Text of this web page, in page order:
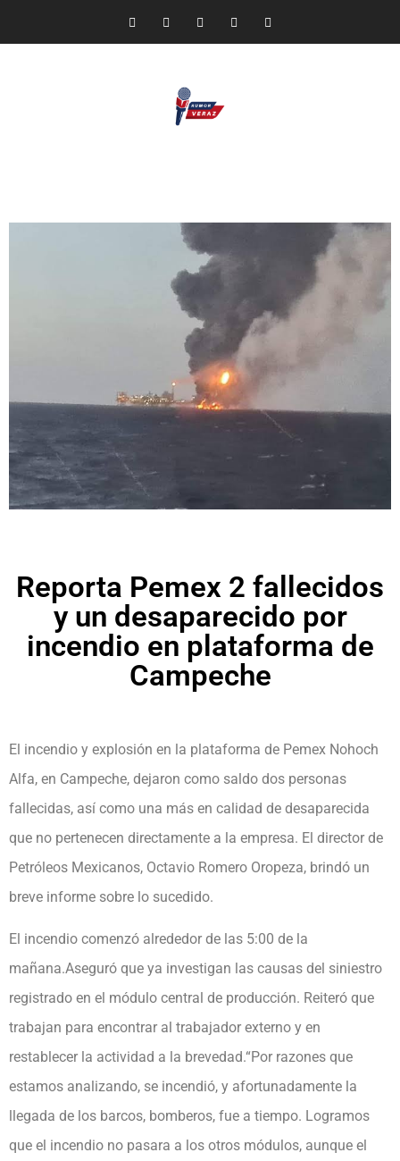
Reporta Pemex 2 fallecidos
y un desaparecido por
incendio en plataforma de
Campeche
El incendio y explosión en la plataforma de Pemex Nohoch
Alfa, en Campeche, dejaron como saldo dos personas
fallecidas, así como una más en calidad de desaparecida
que no pertenecen directamente a la empresa. El director de
Petróleos Mexicanos, Octavio Romero Oropeza, brindó un
breve informe sobre lo sucedido.
El incendio comenzó alrededor de las 5:00 de la
mañana.Aseguró que ya investigan las causas del siniestro
registrado en el módulo central de producción. Reiteró que
trabajan para encontrar al trabajador externo y en
restablecer la actividad a la brevedad.“Por razones que
estamos analizando, se incendió, y afortunadamente la
llegada de los barcos, bomberos, fue a tiempo. Logramos
que el incendio no pasara a los otros módulos, aunque el